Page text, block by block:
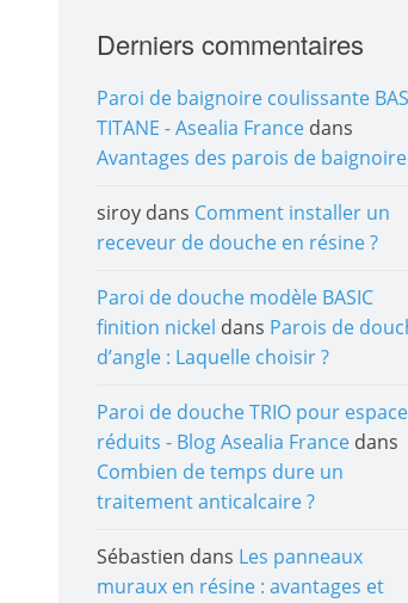
Derniers commentaires
Paroi de baignoire coulissante
TITANE - Asealia Francedans
Avantages des parois de baignoire
siroydans Comment installer un
receveur de douche en résine ?
Paroi de douche modèle BASIC
finition nickel dans Parois de
d’angle : Laquelle choisir ?
Paroi de douche TRIO pour
réduits - Blog Asealia Francedans
Combien de temps dure un
traitement anticalcaire ?
Sébastien dans Les panneaux
muraux en résine : avantages et